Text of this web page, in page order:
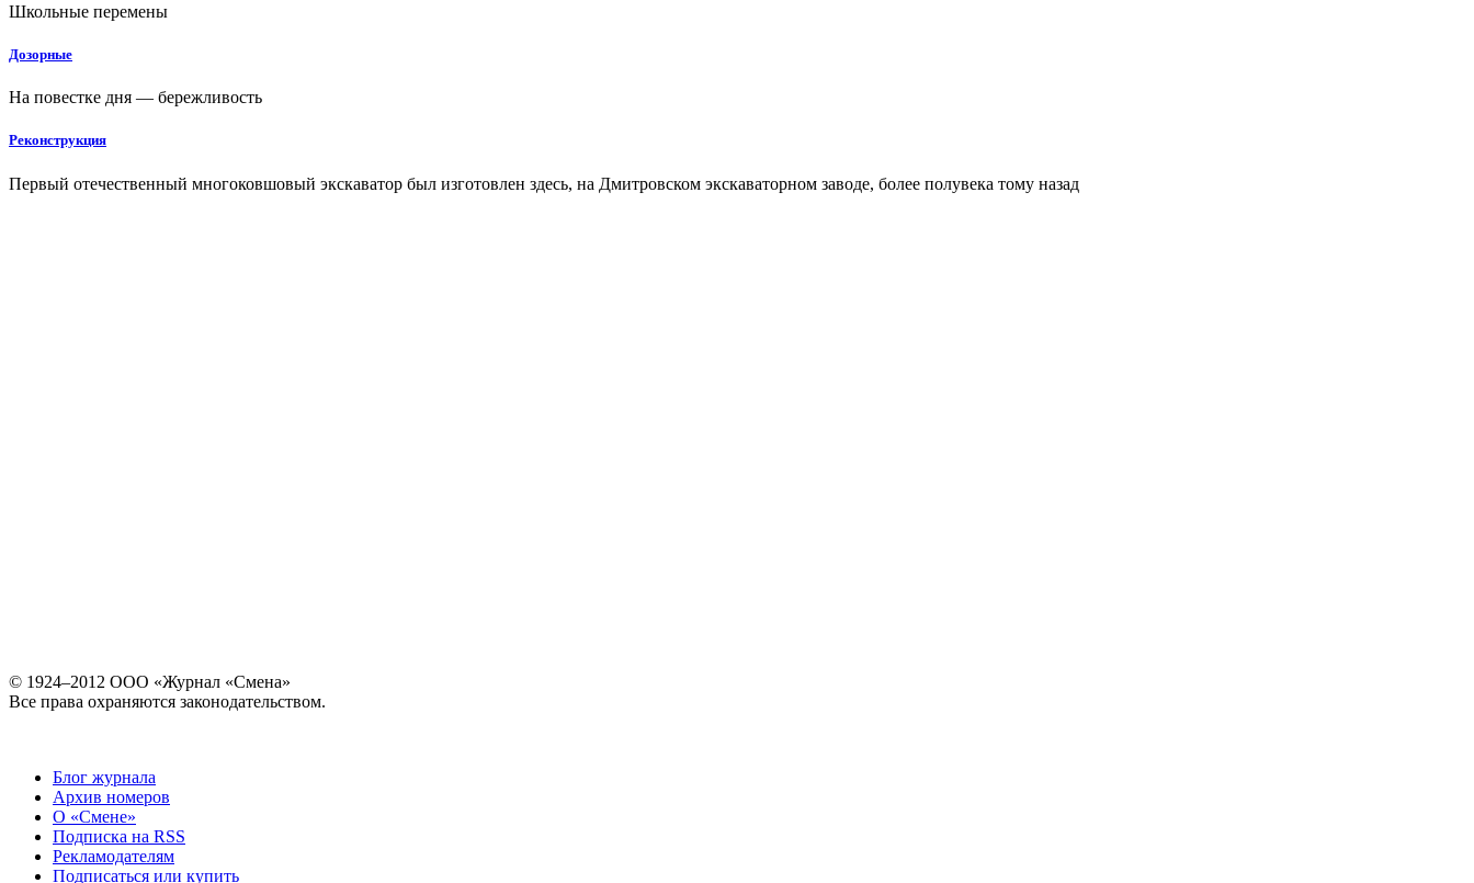
Школьные перемены
Дозорные
На повестке дня — бережливость
Реконструкция
Первый отечественный многоковшовый экскаватор был изготовлен здесь, на Дмитровском экскаваторном заводе, более полувека тому назад
© 1924–2012 ООО «Журнал «Смена»
Все права охраняются законодательством.
Блог журнала
Архив номеров
О «Смене»
Подписка на RSS
Рекламодателям
Подписаться или купить